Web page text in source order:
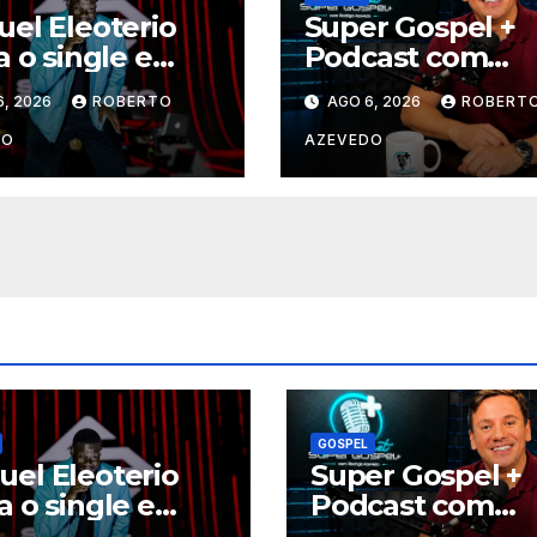
Eleoterio
o single e
de “Vai
2026 ROBERTO
Super Gospel +
Podcast com
Rodrigo
estreia nova
temporada e
grandes nomes
AGO 6, 2026
AZEVEDO
Eleoterio
o single e
GOSPEL
Super Gospel +
Podcast com